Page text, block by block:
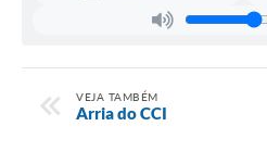
VEJA TAMBÉM
Arria do CCI